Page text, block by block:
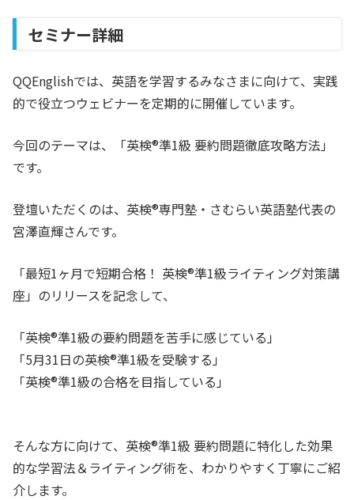
セミナー詳細
QQEnglishでは、英語を学習するみなさまに向けて、実践
的で役立つウェビナーを定期的に開催しています。
今回のテーマは、「英検®準1級 要約問題徹底攻略方法」
です。
登壇いただくのは、英検®︎専門塾・さむらい英語塾代表の
宮澤直輝さんです。
「最短1ヶ月で短期合格！ 英検®︎準1級ライティング対策講
座」のリリースを記念して、
「英検®準1級の要約問題を苦手に感じている」
「5月31日の英検®準1級を受験する」
「英検®準1級の合格を目指している」
そんな方に向けて、英検®準1級 要約問題に特化した効果
的な学習法＆ライティング術を、わかりやすく丁寧にご紹
介します。